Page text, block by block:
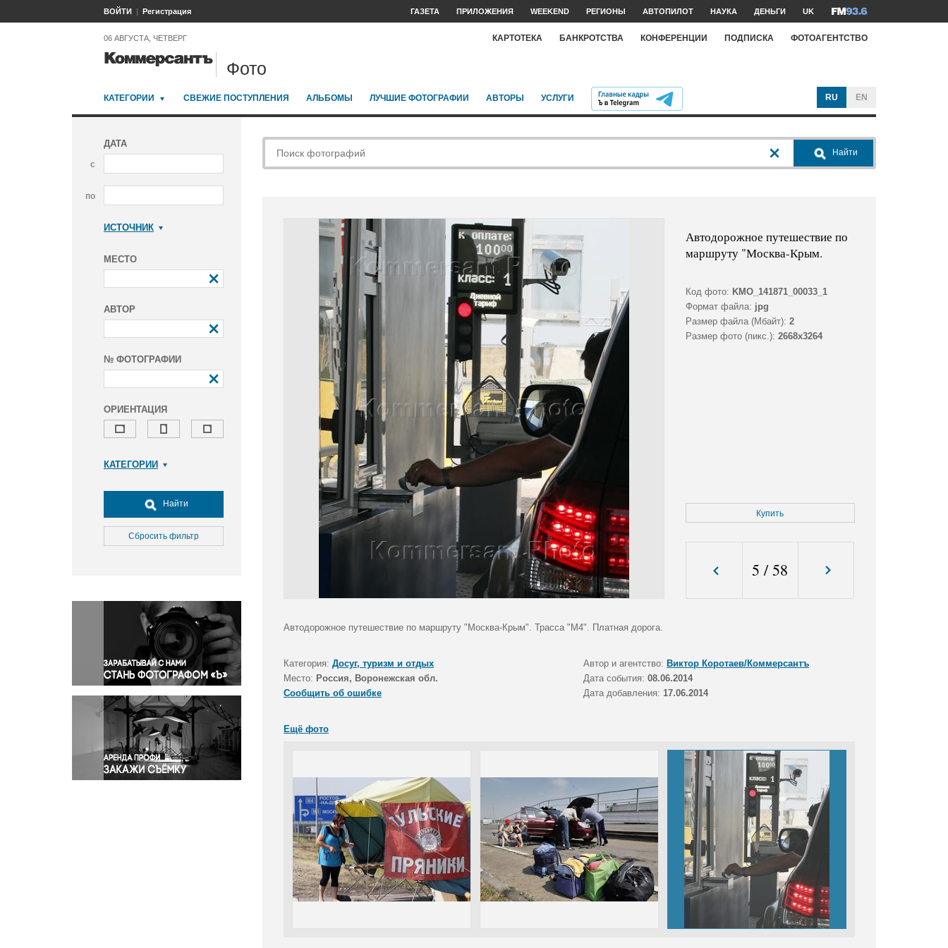
ВОЙТИ Регистрация ГАЗЕТА ПРИЛОЖЕНИЯ WEEKEND РЕГИОНЫ АВТОПИЛОТ НАУКА ДЕНЬГИ UK
06 АВГУСТА, ЧЕТВЕРГ КАРТОТЕКА БАНКРОТСТВА КОНФЕРЕНЦИИ ПОДПИСКА ФОТОАГЕНТСТВО
Фото
КАТЕГОРИИ СВЕЖИЕ ПОСТУПЛЕНИЯ АЛЬБОМЫ ЛУЧШИЕ ФОТОГРАФИИ АВТОРЫ УСЛУГИ RU EN
ДАТА
с
по
ИСТОЧНИК
МЕСТО
АВТОР
№ ФОТОГРАФИИ
ОРИЕНТАЦИЯ
КАТЕГОРИИ
Досуг, туризм и отдых
Культура
Медицина
Окружающая среда
Политика
Правосудие
Происшествия и конфликты
Религия
Светская жизнь
Спорт
Экология
Экономика и бизнес
Найти
Сбросить фильтр
Найти
Автодорожное путешествие по
маршруту "Москва-Крым.
Код фото: KMO_141871_00033_1
Формат файла: jpg
Размер файла (Мбайт): 2
Размер фото (пикс.): 2668x3264
Купить
5 /58
Автодорожное путешествие по маршруту "Москва-Крым". Трасса "М4". Платная дорога.
Категория: Досуг, туризм и отдых Автор и агентство: Виктор Коротаев/Коммерсантъ
Место: Россия, Воронежская обл. Дата события: 08.06.2014
Сообщить об ошибке
Дата добавления: 17.06.2014
Ещё фото